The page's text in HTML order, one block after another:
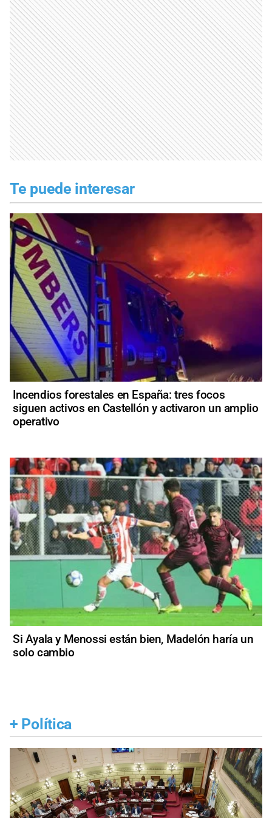
Te puede interesar
Incendios forestales en España: tres focos
siguen activos en Castellón y activaron un amplio
operativo
Si Ayala y Menossi están bien, Madelón haría un
solo cambio
+ Política